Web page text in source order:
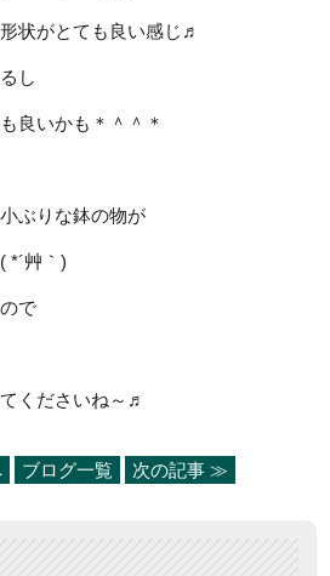
状がとても良い感じ♬
し
良いかも＊＾＾＊
ぶりな鉢の物が
*´艸｀)
で
くださいね～♬
ブログ一覧 次の記事 ≫